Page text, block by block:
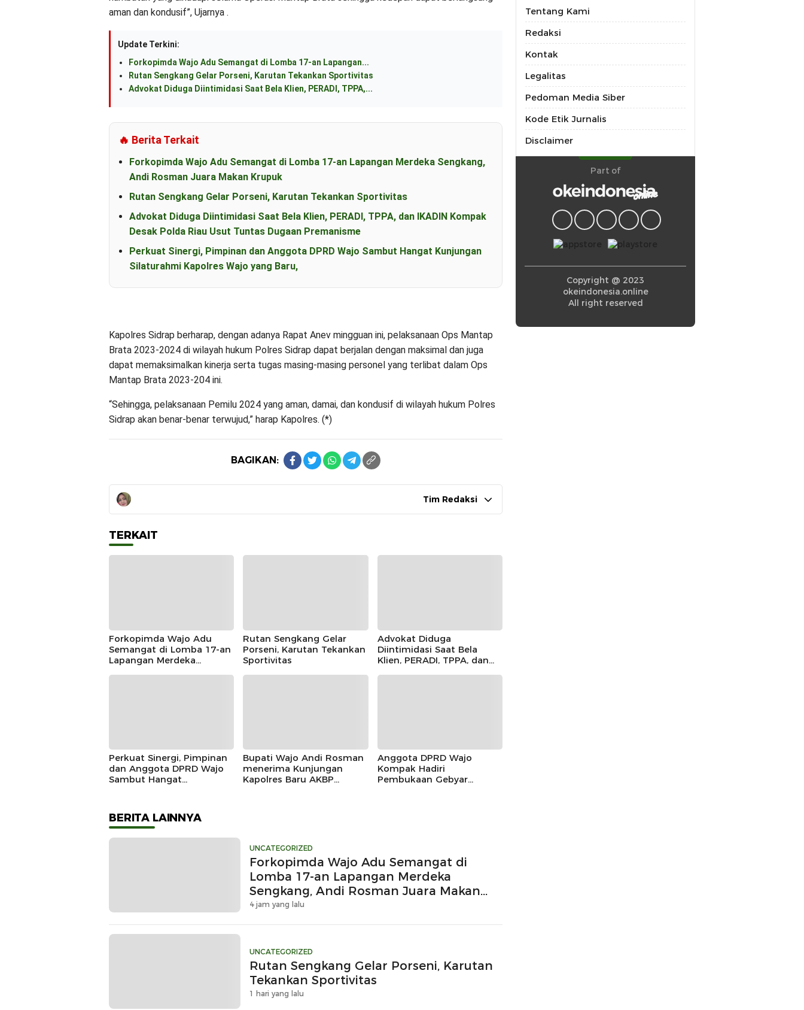
aman dan kondusif”, Ujarnya .
Update Terkini:
Forkopimda Wajo Adu Semangat di Lomba 17-an Lapangan...
Rutan Sengkang Gelar Porseni, Karutan Tekankan Sportivitas
Advokat Diduga Diintimidasi Saat Bela Klien, PERADI, TPPA,...
🔥 Berita Terkait
Forkopimda Wajo Adu Semangat di Lomba 17-an Lapangan Merdeka Sengkang,
Andi Rosman Juara Makan Krupuk
Rutan Sengkang Gelar Porseni, Karutan Tekankan Sportivitas
Advokat Diduga Diintimidasi Saat Bela Klien, PERADI, TPPA, dan IKADIN Kompak
Desak Polda Riau Usut Tuntas Dugaan Premanisme
Perkuat Sinergi, Pimpinan dan Anggota DPRD Wajo Sambut Hangat Kunjungan
Silaturahmi Kapolres Wajo yang Baru,
Kapolres Sidrap berharap, dengan adanya Rapat Anev mingguan ini, pelaksanaan Ops Mantap
Brata 2023-2024 di wilayah hukum Polres Sidrap dapat berjalan dengan maksimal dan juga
dapat memaksimalkan kinerja serta tugas masing-masing personel yang terlibat dalam Ops
Mantap Brata 2023-204 ini.
“Sehingga, pelaksanaan Pemilu 2024 yang aman, damai, dan kondusif di wilayah hukum Polres
Sidrap akan benar-benar terwujud,” harap Kapolres. (*)
BAGIKAN:
Tim Redaksi
TERKAIT
Forkopimda Wajo Adu
Semangat di Lomba 17-an
Lapangan Merdeka
Rutan Sengkang Gelar
Porseni, Karutan Tekankan
Sportivitas
Advokat Diduga
Diintimidasi Saat Bela
Klien, PERADI, TPPA, dan
Perkuat Sinergi, Pimpinan
dan Anggota DPRD Wajo
Sambut Hangat
Bupati Wajo Andi Rosman
menerima Kunjungan
Kapolres Baru AKBP
Anggota DPRD Wajo
Kompak Hadiri
Pembukaan Gebyar
BERITA LAINNYA
UNCATEGORIZED
Forkopimda Wajo Adu Semangat di
Lomba 17-an Lapangan Merdeka
Sengkang, Andi Rosman Juara Makan
Krupuk
4 jam yang lalu
UNCATEGORIZED
Rutan Sengkang Gelar Porseni, Karutan
Tekankan Sportivitas
1 hari yang lalu
Tentang Kami
Redaksi
Kontak
Legalitas
Pedoman Media Siber
Kode Etik Jurnalis
Disclaimer
Part of
Copyright @ 2023
okeindonesia.online
All right reserved